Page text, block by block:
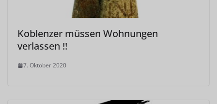
Koblenzer müssen Wohnungen
verlassen !!
7. Oktober 2020